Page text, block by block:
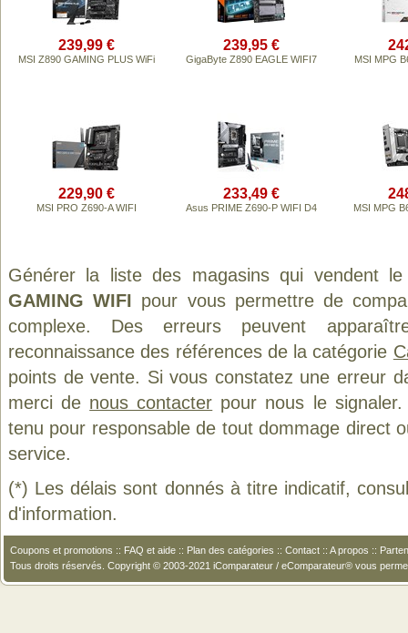
239,99 €
MSI Z890 GAMING PLUS WiFi
239,95 €
GigaByte Z890 EAGLE WIFI7 MSI MPG
229,90 €
MSI PRO Z690-A WIFI
233,49 €
Asus PRIME Z690-P WIFI D4 MSI MPG
Générer la liste des magasins qui vendent
GAMING WIFI pour vous permettre de
complexe. Des erreurs peuvent
reconnaissance des références de la catégorie
points de vente. Si vous constatez une erreur
merci de nous contacter pour nous le
tenu pour responsable de tout dommage direct
service.
(*) Les délais sont donnés à titre indicatif,
d'information.
Coupons et promotions :: FAQ et aide :: Plan des catégories :: Contact :: A propos ::
Tous droits réservés. Copyright © 2003-2021 iComparateur / eComparateur® vous